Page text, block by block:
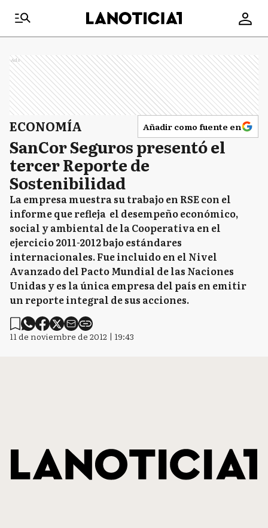
Ads
ECONOMÍA Añadir como fuente en
SanCor Seguros presentó el
tercer Reporte de
Sostenibilidad
La empresa muestra su trabajo en RSE con el
informe que refleja el desempeño económico,
social y ambiental de la Cooperativa en el
ejercicio 2011-2012 bajo estándares
internacionales. Fue incluido en el Nivel
Avanzado del Pacto Mundial de las Naciones
Unidas y es la única empresa del país en emitir
un reporte integral de sus acciones.
11 de noviembre de 2012 | 19:43